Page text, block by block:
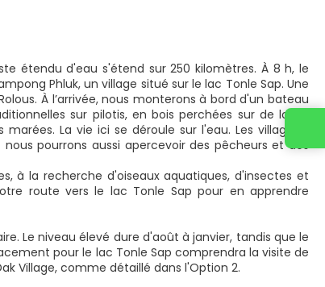
étendu d'eau s'étend sur 250 kilomètres. À 8 h, le
Phluk, un village situé sur le lac Tonle Sap. Une
À l’arrivée, nous monterons à bord d'un bateau
sur pilotis, en bois perchées sur de longs
La vie ici se déroule sur l'eau. Les villageois
pourrons aussi apercevoir des pêcheurs et des
à la recherche d'oiseaux aquatiques, d'insectes et
route vers le lac Tonle Sap pour en apprendre
Le niveau élevé dure d'août à janvier, tandis que le
pour le lac Tonle Sap comprendra la visite de
Village, comme détaillé dans l'Option 2.